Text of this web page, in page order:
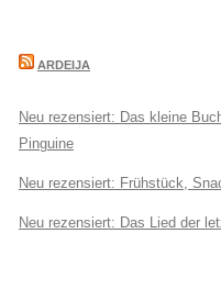
ARDEIJA
Neu rezensiert: Das kleine
Pinguine
Neu rezensiert: Frühstück,
Neu rezensiert: Das Lied der